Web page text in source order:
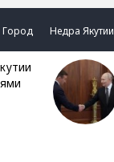
Город Недра Якутии